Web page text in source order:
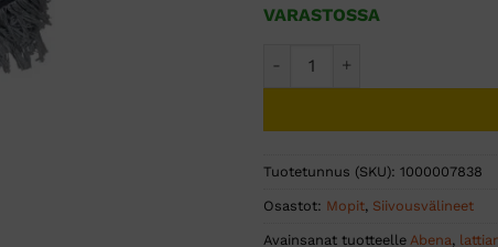
VARASTOSSA
Tuotetunnus (SKU): 1000007838
Osastot: Mopit, Siivousvälineet
Avainsanat tuotteelle Abena,